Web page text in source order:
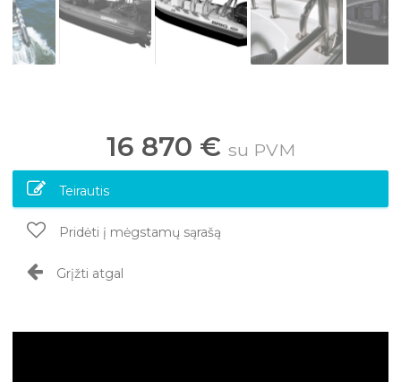
16 870 € su PVM
Teirautis
Pridėti į mėgstamų sąrašą
Grįžti atgal